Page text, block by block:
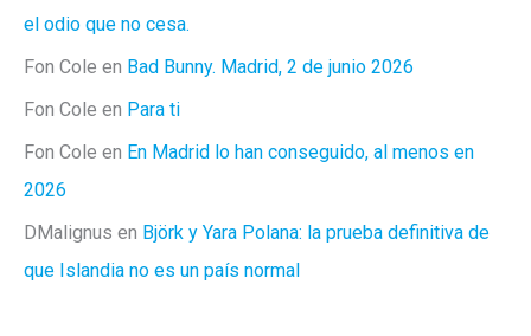
el odio que no cesa.
Fon Cole en Bad Bunny. Madrid, 2 de junio 2026
Fon Cole en Para ti
Fon Cole en En Madrid lo han conseguido, al menos en
2026
DMalignus en Björk y Yara Polana: la prueba definitiva de
que Islandia no es un país normal